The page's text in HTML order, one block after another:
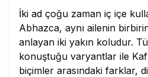
İki ad çoğu zaman iç içe
Abhazca, aynı ailenin
anlayan iki yakın koludur.
konuştuğu varyantlar ile
biçimler arasındaki farklar,